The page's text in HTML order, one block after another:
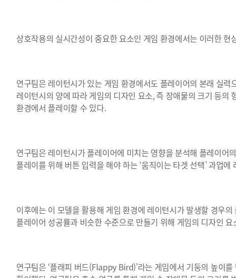
상호작용의 실시간성이 중요한 요소인 게임 환경에서는 이러한
연구팀은 레이턴시가 있는 게임 환경에서도 플레이어의 본래 실
레이턴시의 양에 따라 게임의 디자인 요소, 즉 장애물의 크기 등
환경에서 플레이할 수 있다.
연구팀은 레이턴시가 플레이어에 미치는 영향을 분석해 플레이
플레이를 위해 버튼 입력을 해야 하는 ‘움직이는 타겟 선택’ 과업
이후에는 이 모델을 활용해 게임 환경에 레이턴시가 발생할 경우
플레이어 성공률과 비슷한 수준으로 만들기 위해 게임의 디자인 요
연구팀은 ‘플래피 버드(Flappy Bird)’라는 게임에서 기둥의 높이